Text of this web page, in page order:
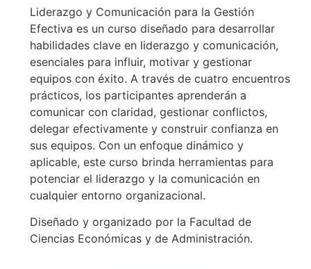
Liderazgo y Comunicación para la Gestión
Efectiva es un curso diseñado para desarrollar
habilidades clave en liderazgo y comunicación,
esenciales para influir, motivar y gestionar
equipos con éxito. A través de cuatro encuentros
prácticos, los participantes aprenderán a
comunicar con claridad, gestionar conflictos,
delegar efectivamente y construir confianza en
sus equipos. Con un enfoque dinámico y
aplicable, este curso brinda herramientas para
potenciar el liderazgo y la comunicación en
cualquier entorno organizacional.
Diseñado y organizado por la Facultad de
Ciencias Económicas y de Administración.